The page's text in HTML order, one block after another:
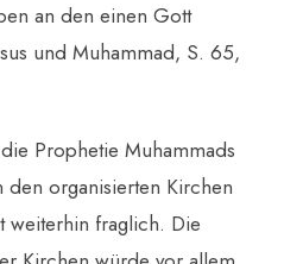
an den einen Gott
und Muhammad, S. 65,
Prophetie Muhammads
den organisierten Kirchen
fraglich. Die